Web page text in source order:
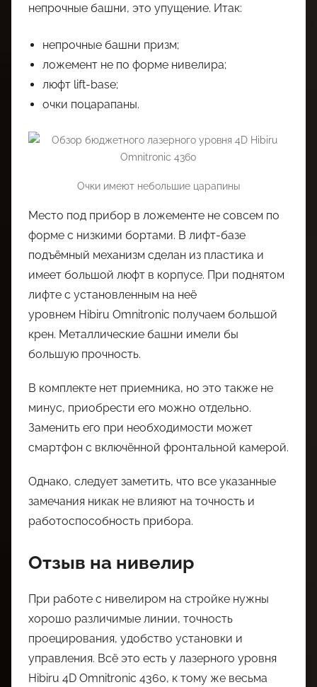
непрочные башни, это упущение. Итак:
непрочные башни призм;
ложемент не по форме нивелира;
люфт lift-base;
очки поцарапаны.
Очки имеют небольшие царапины
Место под прибор в ложементе не совсем по
форме с низкими бортами. В лифт-базе
подъёмный механизм сделан из пластика и
имеет большой люфт в корпусе. При поднятом
лифте с установленным на неё
уровнем Hibiru Omnitronic получаем большой
крен. Металлические башни имели бы
большую прочность.
В комплекте нет приемника, но это также не
минус, приобрести его можно отдельно.
Заменить его при необходимости может
смартфон с включённой фронтальной камерой.
Однако, следует заметить, что все указанные
замечания никак не влияют на точность и
работоспособность прибора.
Отзыв на нивелир
При работе с нивелиром на стройке нужны
хорошо различимые линии, точность
проецирования, удобство установки и
управления. Всё это есть у лазерного уровня
Hibiru 4D Omnitronic 4360, к тому же весьма